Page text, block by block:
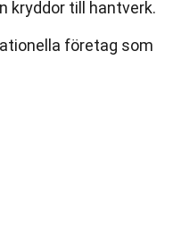
kryddor till hantverk.
företag som